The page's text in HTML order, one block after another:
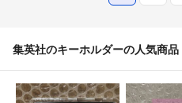
集英社のキーホルダーの人気商品